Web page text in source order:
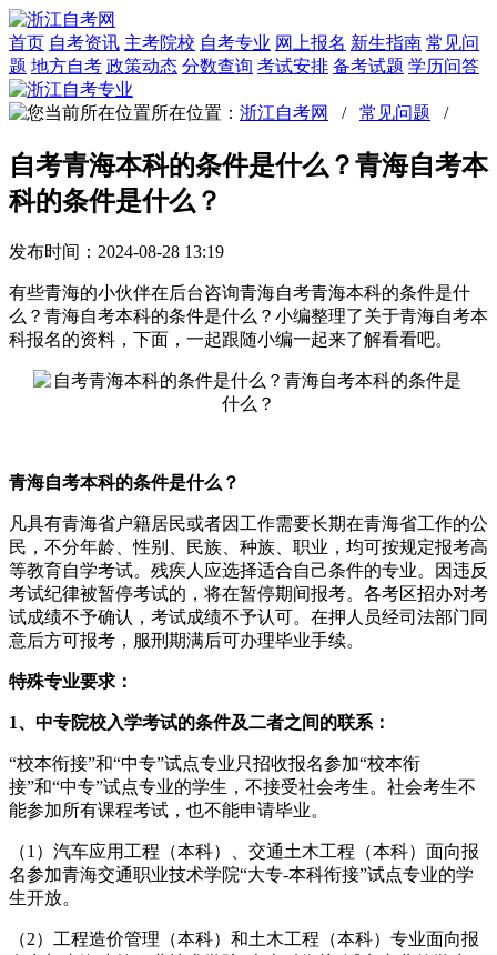
首页 自考资讯 主考院校 自考专业 网上报名 新生指南 常见问
题 地方自考 政策动态 分数查询 考试安排 备考试题 学历问答
所在位置： 浙江自考网 / 常见问题 /
自考青海本科的条件是什么？青海自考本
科的条件是什么？
发布时间：2024-08-28 13:19
有些青海的小伙伴在后台咨询青海自考青海本科的条件是什
么？青海自考本科的条件是什么？小编整理了关于青海自考本
科报名的资料，下面，一起跟随小编一起来了解看看吧。
青海自考本科的条件是什么？
凡具有青海省户籍居民或者因工作需要长期在青海省工作的公
民，不分年龄、性别、民族、种族、职业，均可按规定报考高
等教育自学考试。残疾人应选择适合自己条件的专业。因违反
考试纪律被暂停考试的，将在暂停期间报考。各考区招办对考
试成绩不予确认，考试成绩不予认可。在押人员经司法部门同
意后方可报考，服刑期满后可办理毕业手续。
特殊专业要求：
1、中专院校入学考试的条件及二者之间的联系：
“校本衔接”和“中专”试点专业只招收报名参加“校本衔
接”和“中专”试点专业的学生，不接受社会考生。社会考生不
能参加所有课程考试，也不能申请毕业。
（1）汽车应用工程（本科）、交通土木工程（本科）面向报
名参加青海交通职业技术学院“大专-本科衔接”试点专业的学
生开放。
（2）工程造价管理（本科）和土木工程（本科）专业面向报